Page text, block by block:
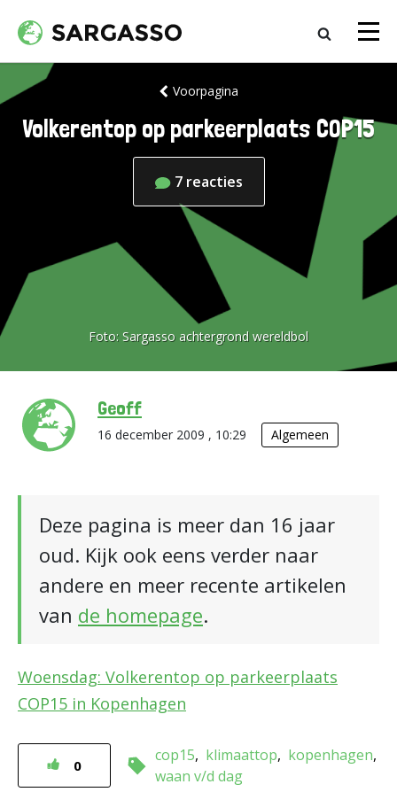
Voorpagina
Volkerentop op parkeerplaats COP15
7 reacties
Foto: Sargasso achtergrond wereldbol
Geoff
16 december 2009 , 10:29 Algemeen
Deze pagina is meer dan 16 jaar
oud. Kijk ook eens verder naar
andere en meer recente artikelen
van de homepage.
Woensdag: Volkerentop op parkeerplaats
COP15 in Kopenhagen
0
cop15 klimaattop
kopenhagen
waan v/d dag